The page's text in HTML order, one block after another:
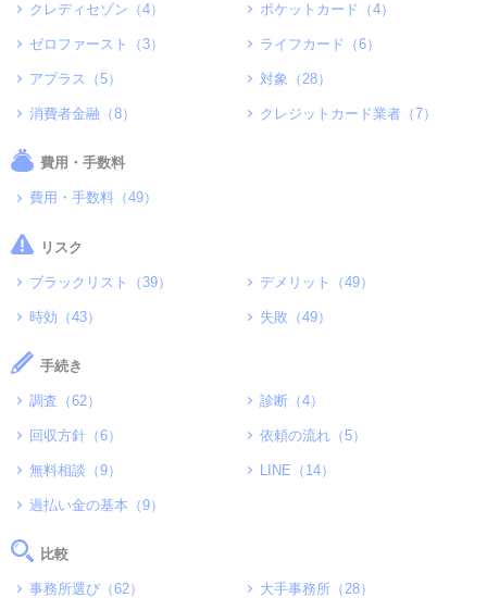
クレディセゾン（4） ポケットカード（4）
ゼロファースト（3） ライフカード（6）
アプラス（5） 対象（28）
消費者金融（8） クレジットカード業者（7）
費用・手数料
費用・手数料（49）
リスク
ブラックリスト（39） デメリット（49）
時効（43） 失敗（49）
手続き
調査（62） 診断（4）
回収方針（6） 依頼の流れ（5）
無料相談（9） LINE（14）
過払い金の基本（9）
比較
事務所選び（62） 大手事務所（28）